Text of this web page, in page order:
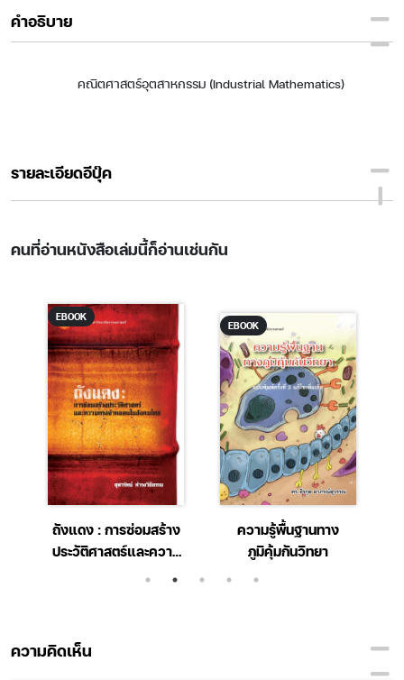
คำอธิบาย
คณิตศาสตร์อุตสาหกรรม (Industrial Mathematics)
รายละเอียดอีบุ๊ค
คนที่อ่านหนังสือเล่มนี้ก็อ่านเช่นกัน
EBOOK
ถังแดง : การซ่อมสร้าง
ประวัติศาสตร์และความ
ทรงจำหลอนในสังคม
EBOOK
ความรู้พื้นฐานทาง
ภูมิคุ้มกันวิทยา
ความคิดเห็น